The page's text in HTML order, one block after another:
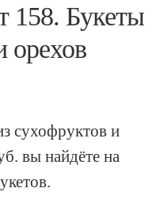
158. Букеты
орехов
сухофруктов и
вы найдёте на